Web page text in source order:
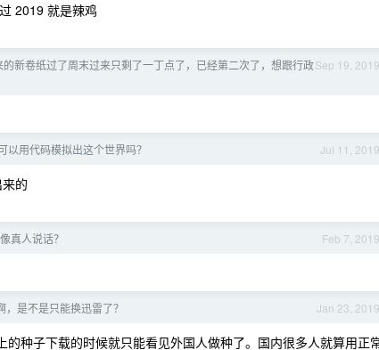
2019 就是辣鸡
Sep 19, 2019
的新卷纸过了周末过来只剩了一丁点了，已经第二次了，想跟行政
Jul 11, 2019
以用代码模拟出这个世界吗？
的
Feb 7, 2019
真人说话？
Jan 23, 2019
是不是只能换迅雷了？
种子下载的时候就只能看见外国人做种了。国内很多人就算用正